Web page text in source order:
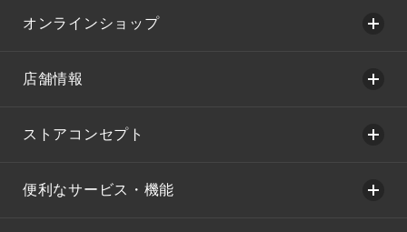
オンラインショップ
店舗情報
ストアコンセプト
便利なサービス・機能